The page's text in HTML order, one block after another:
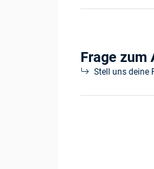
Frage zum
Stell uns deine